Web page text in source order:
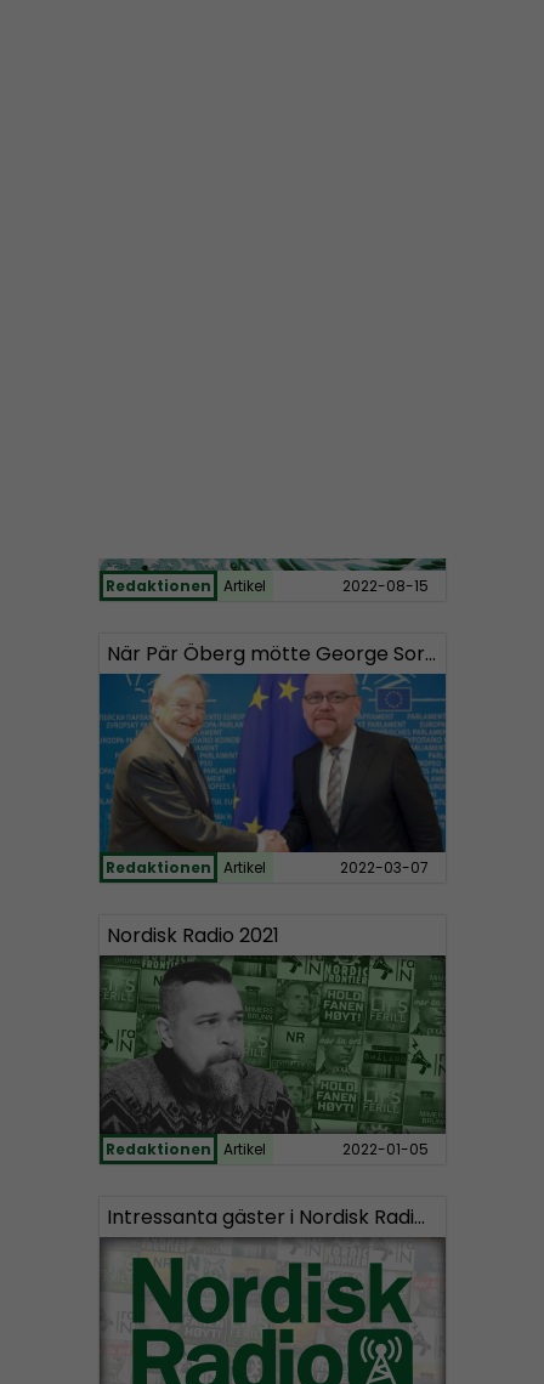
Redaktionen Artikel 2022-08-15
När Pär Öberg mötte George Soros
Redaktionen Artikel 2022-03-07
Nordisk Radio 2021
Redaktionen Artikel 2022-01-05
Intressanta gäster i Nordisk Radios program